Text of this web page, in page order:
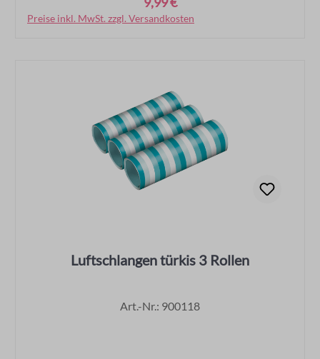
Preise inkl. MwSt. zzgl. Versandkosten
In den Warenkorb
Luftschlangen türkis 3 Rollen
Art.-Nr.: 900118